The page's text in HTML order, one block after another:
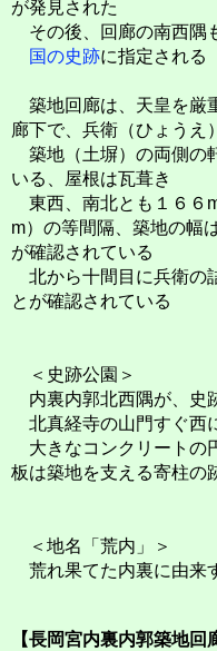
が発見された
その後、回廊の南西隅
国の史跡に指定される
築地回廊は、天皇を厳
廊下で、兵衛（ひょうえ
築地（土塀）の両側の
いる、屋根は瓦葺き
東西、南北とも１６６
m）の等間隔、築地の幅
が確認されている
北から十間目に兵衛の
とが確認されている
＜史跡公園＞
内裏内郭北西隅が、史
北真経寺の山門すぐ西
大きなコンクリートの
板は築地を支える寄柱の
＜地名「荒内」＞
荒れ果てた内裏に由来
【長岡宮内裏内郭築地回